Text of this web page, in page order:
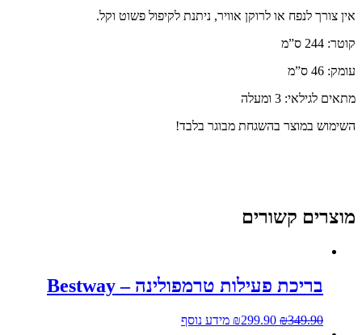
צורך לנפח או לרוקן אוויר, ניתנת לקיפול פשוט וקל.
244 ס”מ
46 ס”מ
לגילאי: 3 ומעלה
במוצר בהשגחת מבוגר בלבד!
קשורים
בריכת פעילות טרמפולינה – Bestway
₪349.90
₪299.90 מידע נוסף